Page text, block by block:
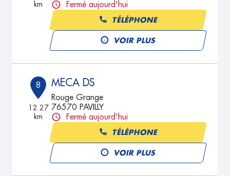
km
Fermé aujourd'hui
TÉLÉPHONE
VOIR PLUS
8
12.27
km
MECA DS
Rouge Grange
76570 PAVILLY
Fermé aujourd'hui
TÉLÉPHONE
VOIR PLUS